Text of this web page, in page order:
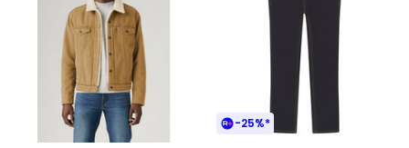
-25%*